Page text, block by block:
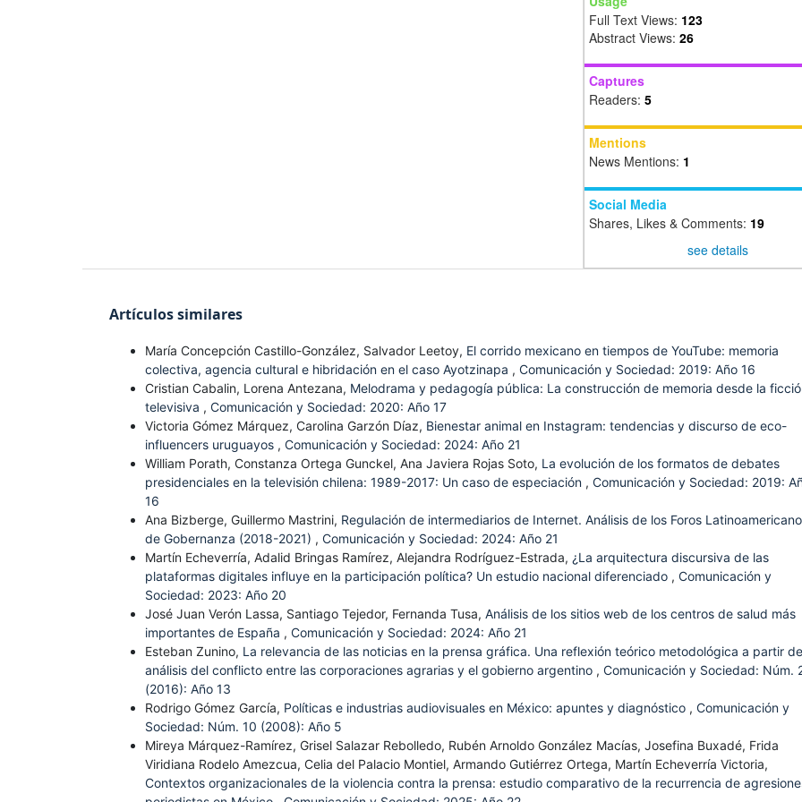
Full Text Views: 123
Abstract Views: 26
Captures
Readers: 5
Mentions
News Mentions: 1
Social Media
Shares, Likes & Comments: 19
see details
Artículos similares
María Concepción Castillo-González, Salvador Leetoy, El corrido mexicano en tiempos de YouTube: memoria
colectiva, agencia cultural e hibridación en el caso Ayotzinapa , Comunicación y Sociedad: 2019: Año 16
Cristian Cabalin, Lorena Antezana, Melodrama y pedagogía pública: La construcción de memoria desde la
televisiva , Comunicación y Sociedad: 2020: Año 17
Victoria Gómez Márquez, Carolina Garzón Díaz, Bienestar animal en Instagram: tendencias y discurso de eco-
influencers uruguayos , Comunicación y Sociedad: 2024: Año 21
William Porath, Constanza Ortega Gunckel, Ana Javiera Rojas Soto, La evolución de los formatos de debates
presidenciales en la televisión chilena: 1989-2017: Un caso de especiación , Comunicación y Sociedad: 2019:
16
Ana Bizberge, Guillermo Mastrini, Regulación de intermediarios de Internet. Análisis de los Foros
de Gobernanza (2018-2021) , Comunicación y Sociedad: 2024: Año 21
Martín Echeverría, Adalid Bringas Ramírez, Alejandra Rodríguez-Estrada, ¿La arquitectura discursiva de las
plataformas digitales influye en la participación política? Un estudio nacional diferenciado , Comunicación y
Sociedad: 2023: Año 20
José Juan Verón Lassa, Santiago Tejedor, Fernanda Tusa, Análisis de los sitios web de los centros de salud más
importantes de España , Comunicación y Sociedad: 2024: Año 21
Esteban Zunino, La relevancia de las noticias en la prensa gráfica. Una reflexión teórico metodológica a partir
análisis del conflicto entre las corporaciones agrarias y el gobierno argentino , Comunicación y Sociedad: Núm.
(2016): Año 13
Rodrigo Gómez García, Políticas e industrias audiovisuales en México: apuntes y diagnóstico , Comunicación y
Sociedad: Núm. 10 (2008): Año 5
Mireya Márquez-Ramírez, Grisel Salazar Rebolledo, Rubén Arnoldo González Macías, Josefina Buxadé, Frida
Viridiana Rodelo Amezcua, Celia del Palacio Montiel, Armando Gutiérrez Ortega, Martín Echeverría Victoria,
Contextos organizacionales de la violencia contra la prensa: estudio comparativo de la recurrencia de